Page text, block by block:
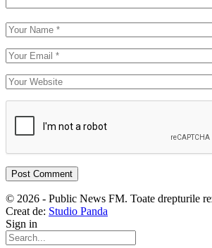
© 2026 - Public News FM. Toate drepturile
Creat de: Studio Panda
Sign in